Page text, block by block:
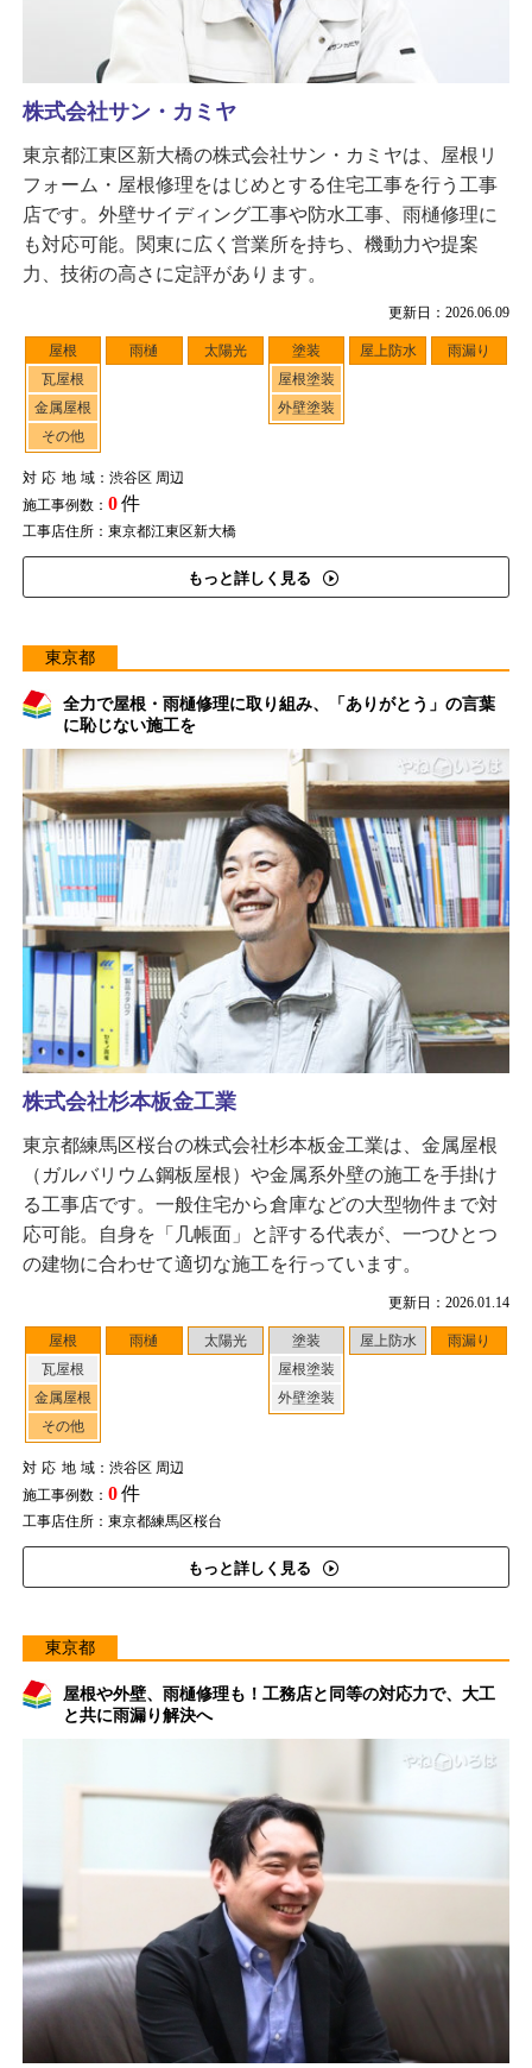
更新日：2026.06.09
屋根
瓦屋根
金属屋根
その他
雨樋 太陽光
塗装
屋根塗装
外壁塗装
屋上防水 雨漏り
対応地域：渋谷区 周辺
施工事例数： 0件
工事店住所：東京都江東区新大橋
もっと詳しく見る
株式会社サン・カミヤ
東京都江東区新大橋の株式会社サン・カミヤは、屋根リ
フォーム・屋根修理をはじめとする住宅工事を行う工事
店です。外壁サイディング工事や防水工事、雨樋修理に
も対応可能。関東に広く営業所を持ち、機動力や提案
力、技術の高さに定評があります。
東京都
全力で屋根・雨樋修理に取り組み、「ありがとう」の言葉
に恥じない施工を
更新日：2026.01.14
屋根
瓦屋根
金属屋根
その他
雨樋 太陽光
塗装
屋根塗装
外壁塗装
屋上防水 雨漏り
対応地域：渋谷区 周辺
施工事例数： 0件
工事店住所：東京都練馬区桜台
もっと詳しく見る
株式会社杉本板金工業
東京都練馬区桜台の株式会社杉本板金工業は、金属屋根
（ガルバリウム鋼板屋根）や金属系外壁の施工を手掛け
る工事店です。一般住宅から倉庫などの大型物件まで対
応可能。自身を「几帳面」と評する代表が、一つひとつ
の建物に合わせて適切な施工を行っています。
東京都
屋根や外壁、雨樋修理も！工務店と同等の対応力で、大工
と共に雨漏り解決へ